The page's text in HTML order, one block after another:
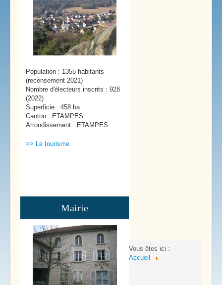
Population : 1355 habitants
(recensement 2021)
Nombre d'électeurs inscrits : 928
(2022)
Superficie : 458 ha
Canton : ETAMPES
Arrondissement : ETAMPES
>> Le tourisme
Mairie
Vous êtes ici :
Accueil